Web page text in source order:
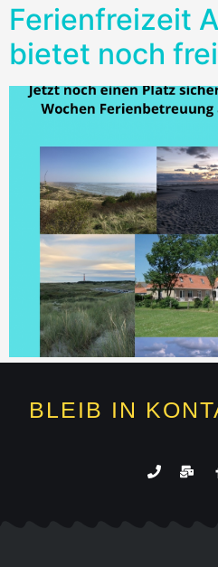
Ferienfreizeit
bietet noch
BLEIB IN